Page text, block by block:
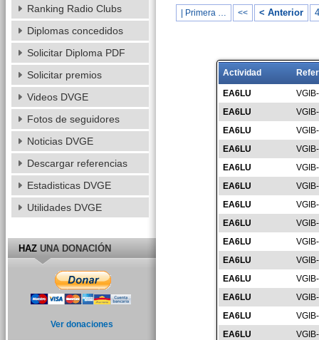
| Primera … << < Anterior
Actividad
EA6LU
EA6LU
EA6LU
EA6LU
EA6LU
EA6LU
EA6LU
EA6LU
EA6LU
EA6LU
EA6LU
EA6LU
EA6LU
EA6LU
Ranking Radio Clubs
Diplomas concedidos
Solicitar Diploma PDF
Solicitar premios
Videos DVGE
Fotos de seguidores
Noticias DVGE
Descargar referencias
Estadisticas DVGE
Utilidades DVGE
HAZUNA DONACIÓN
Ver donaciones